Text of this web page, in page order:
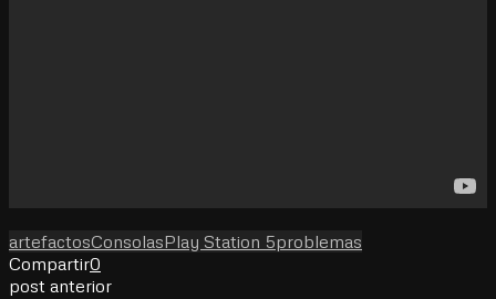
artefactosConsolasPlay Station 5problemas
Compartir0
post anterior